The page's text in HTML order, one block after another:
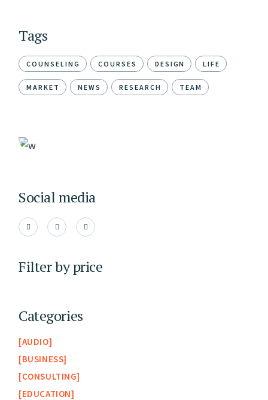
Tags
COUNSELING COURSES DESIGN LIFE
MARKET NEWS RESEARCH TEAM
Social media
Filter by price
Categories
AUDIO
BUSINESS
CONSULTING
EDUCATION